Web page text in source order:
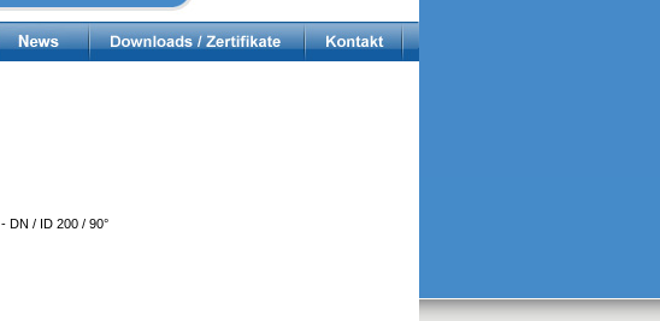
- DN / ID 200 / 90°